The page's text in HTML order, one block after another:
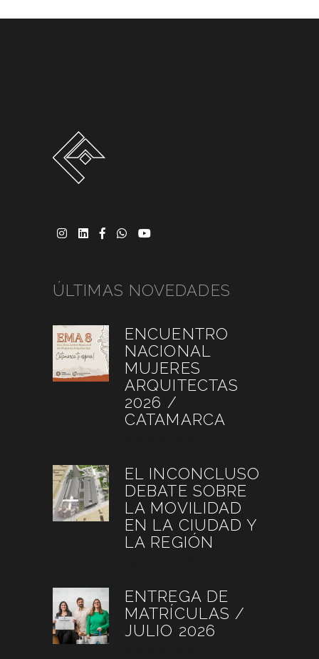
ÚLTIMAS NOVEDADES
ENCUENTRO
NACIONAL
MUJERES
ARQUITECTAS
2026 /
CATAMARCA
EL INCONCLUSO
DEBATE SOBRE
LA MOVILIDAD
EN LA CIUDAD Y
LA REGIÓN
ENTREGA DE
MATRÍCULAS /
JULIO 2026